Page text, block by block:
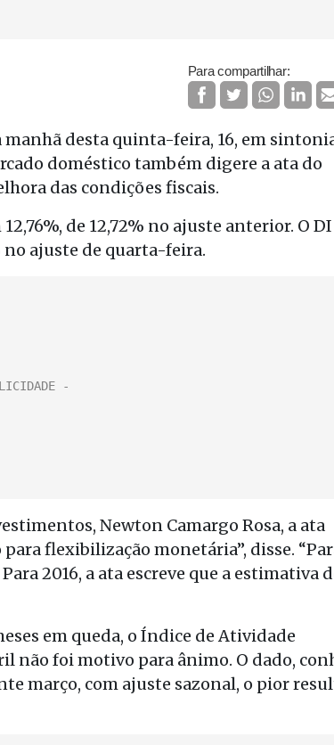
Para compartilhar:
desta quinta-feira, 16, em
doméstico também digere a ata do
das condições fiscais.
de 12,72% no ajuste anterior. O
no ajuste de quarta-feira.
Newton Camargo Rosa, a ata
flexibilização monetária”, disse.
2016, a ata escreve que a estimativa
em queda, o Índice de Atividade
não foi motivo para ânimo. O dado,
março, com ajuste sazonal, o pior